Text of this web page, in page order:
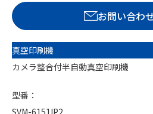
お問い合わ
真空印刷機
カメラ整合付半自動真空印刷機
型番：
SVM-6151IP2